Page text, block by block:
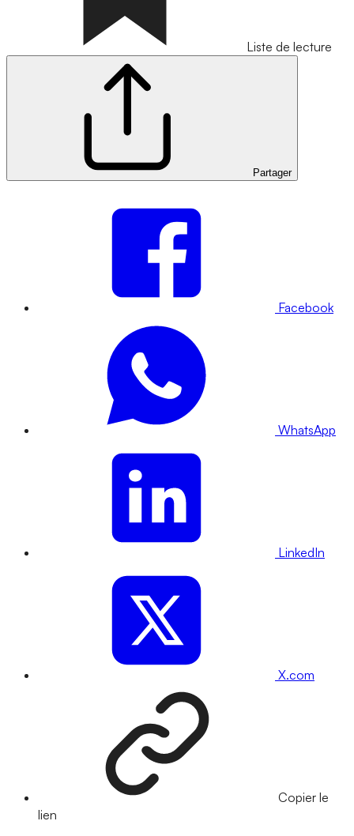
Liste de lecture
Partager
Facebook
WhatsApp
LinkedIn
X.com
Copier le
lien